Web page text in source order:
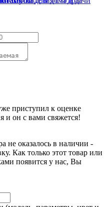
приступил к оценке
и он с вами свяжется!
не оказалось в наличии -
Как только этот товар или
появится у нас, Вы